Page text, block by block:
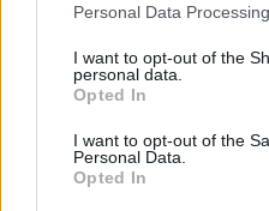
Personal Data
I want to opt-out of the
personal data.
Opted In
I want to opt-out of the
Personal Data.
Opted In
Με «προίκα» 2 δισ. ευρώ
ανοίγει δρόμο για δάνεια έως 5
δισ. σε μικρομεσαίες